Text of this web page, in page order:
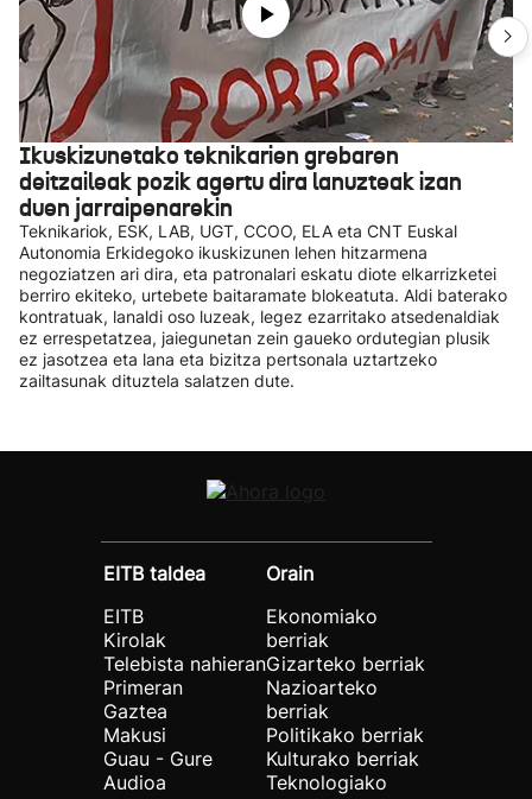
Ikuskizunetako teknikarien grebaren
deitzaileak pozik agertu dira lanuzteak izan
duen jarraipenarekin
Teknikariok, ESK, LAB, UGT, CCOO, ELA eta CNT Euskal
Autonomia Erkidegoko ikuskizunen lehen hitzarmena
negoziatzen ari dira, eta patronalari eskatu diote elkarrizketei
berriro ekiteko, urtebete baitaramate blokeatuta. Aldi baterako
kontratuak, lanaldi oso luzeak, legez ezarritako atsedenaldiak
ez errespetatzea, jaiegunetan zein gaueko ordutegian plusik
ez jasotzea eta lana eta bizitza pertsonala uztartzeko
zailtasunak dituztela salatzen dute.
EITB taldea
EITB
Kirolak
Telebista nahieran
Primeran
Gaztea
Makusi
Guau - Gure
Audioa
Orain
Ekonomiako
berriak
Gizarteko berriak
Nazioarteko
berriak
Politikako berriak
Kulturako berriak
Teknologiako